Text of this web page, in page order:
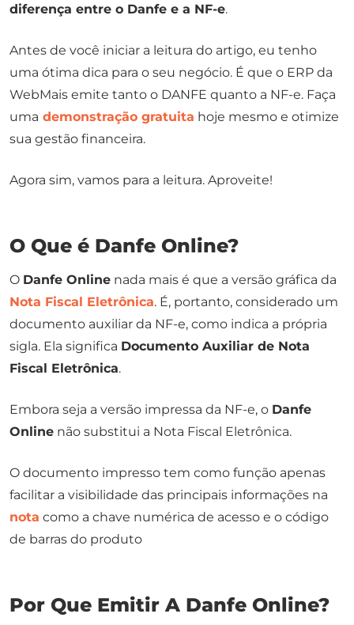
diferença entre o Danfe e a NF-e.
Antes de você iniciar a leitura do artigo, eu tenho
uma ótima dica para o seu negócio. É que o ERP da
WebMais emite tanto o DANFE quanto a NF-e. Faça
uma demonstração gratuita hoje mesmo e otimize
sua gestão financeira.
Agora sim, vamos para a leitura. Aproveite!
O Que é Danfe Online?
O Danfe Online nada mais é que a versão gráfica da
Nota Fiscal Eletrônica. É, portanto, considerado um
documento auxiliar da NF-e, como indica a própria
sigla. Ela significa Documento Auxiliar de Nota
Fiscal Eletrônica.
Embora seja a versão impressa da NF-e, o Danfe
Online não substitui a Nota Fiscal Eletrônica.
O documento impresso tem como função apenas
facilitar a visibilidade das principais informações na
nota como a chave numérica de acesso e o código
de barras do produto
Por Que Emitir A Danfe Online?